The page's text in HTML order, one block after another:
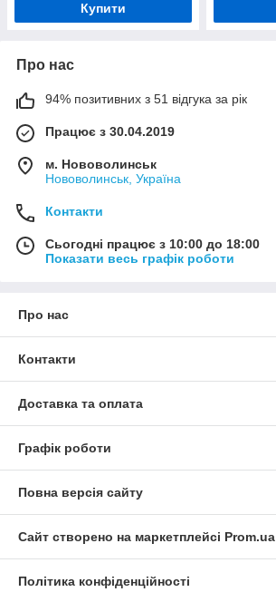
Купити
Про нас
94% позитивних з 51 відгука за рік
Працює з 30.04.2019
м. Нововолинськ
Нововолинськ, Україна
Контакти
Сьогодні працює з 10:00 до 18:00
Показати весь графік роботи
Про нас
Контакти
Доставка та оплата
Графік роботи
Повна версія сайту
Сайт створено на маркетплейсі Prom.ua
Політика конфіденційності